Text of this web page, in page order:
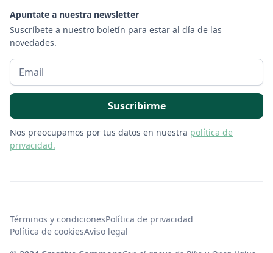
Apuntate a nuestra newsletter
Suscríbete a nuestro boletín para estar al día de las
novedades.
Nos preocupamos por tus datos en nuestra política de
privacidad.
Términos y condicionesPolítica de privacidad
Política de cookiesAviso legal